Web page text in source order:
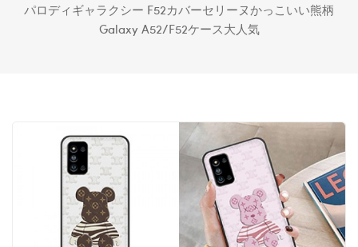
パロディギャラクシー F52カバーセリーヌかっこいい熊柄
Galaxy A52/f52ケース大人気